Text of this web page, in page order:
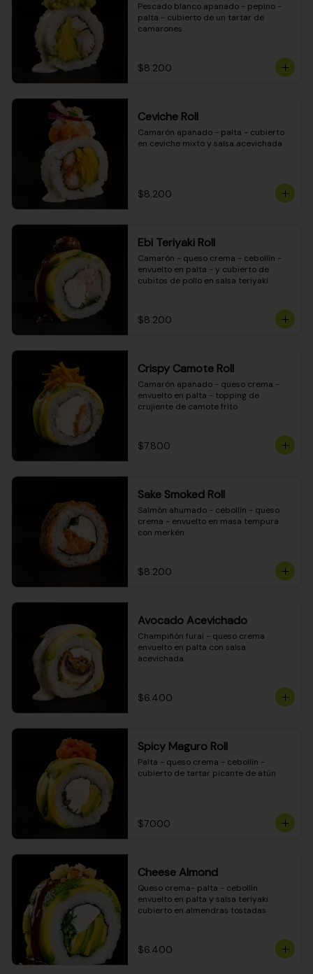
Pescado blanco apanado - pepino -
palta - cubierto de un tartar de
camarones
$8.200
Ceviche Roll
Camarón apanado - palta - cubierto
en ceviche mixto y salsa acevichada
$8.200
Ebi Teriyaki Roll
Camarón - queso crema - cebollín -
envuelto en palta - y cubierto de
cubitos de pollo en salsa teriyaki
$8.200
Crispy Camote Roll
Camarón apanado - queso crema -
envuelto en palta - topping de
crujiente de camote frito
$7.800
Sake Smoked Roll
Salmón ahumado - cebollín - queso
crema - envuelto en masa tempura
con merkén
$8.200
Avocado Acevichado
Champiñón furai - queso crema
envuelto en palta con salsa
acevichada
$6.400
Spicy Maguro Roll
Palta - queso crema - cebollín -
cubierto de tartar picante de atún
$7.000
Cheese Almond
Queso crema- palta - cebollín
envuelto en palta y salsa teriyaki
cubierto en almendras tostadas
$6.400